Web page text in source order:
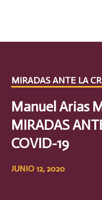
MIRADAS ANTE LA
Manuel Arias
MIRADAS
COVID-19
JUNIO 12, 2020